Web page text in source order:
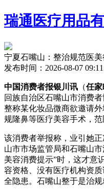
瑞通医疗用品
宁夏石嘴山：整治规范医
发布时间：2026-08-07
中国消费者报银川讯 （任家
回族自治区石嘴山市消费
整称某化妆品微商欲邀请
规隆鼻等医疗美容手术，
该消费者举报称，业引她
山市市场监管局和石嘴山
美容消费提示”时，这才意
容资格、没有医疗机构资
全隐患。石嘴山整于是治规